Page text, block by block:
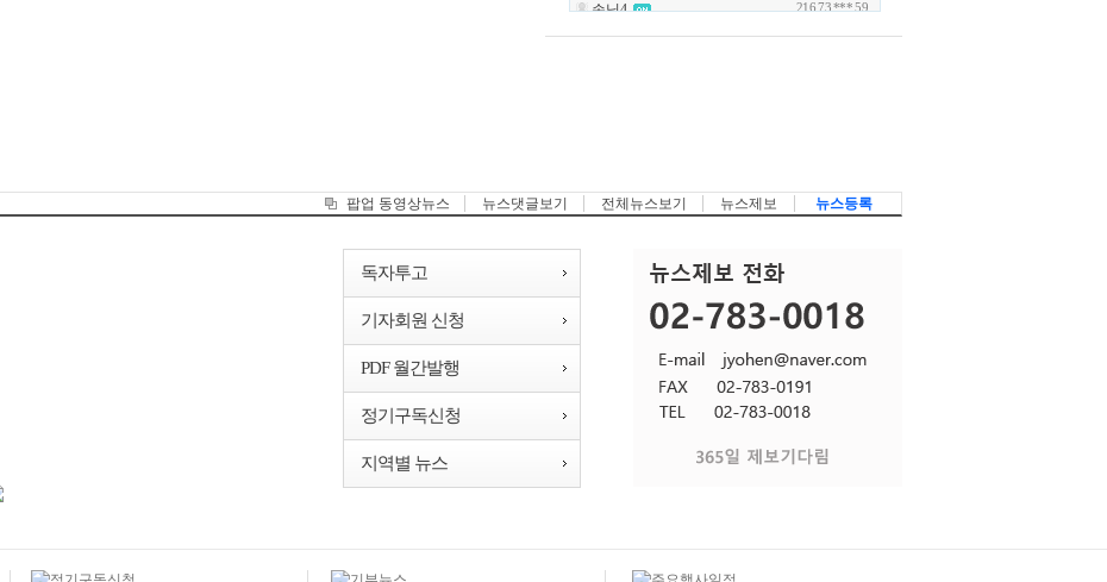
팝업 동영상뉴스 뉴스댓글보기 전체뉴스보기 뉴스제보 뉴스등록
독자투고
기자회원 신청
PDF 월간발행
정기구독신청
지역별 뉴스